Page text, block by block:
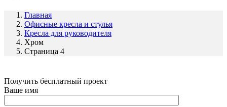
Главная
Офисные кресла и стулья
Кресла для руководителя
Хром
Страница 4
Получить бесплатный проект
Ваше имя